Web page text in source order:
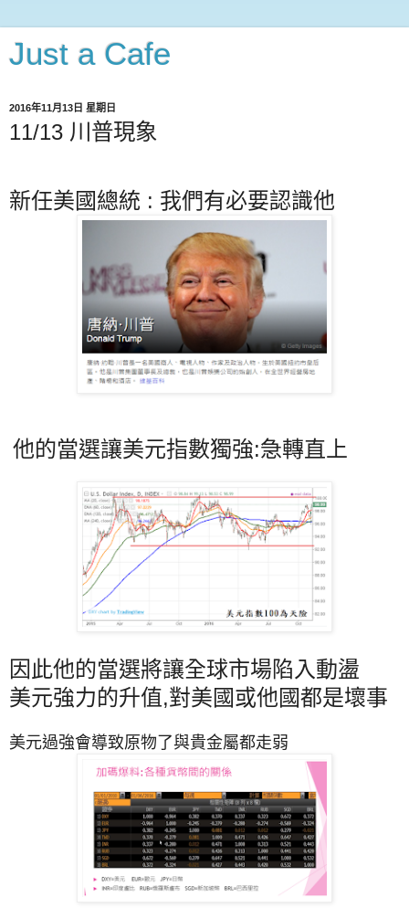
Just a Cafe
2016年11月13日 星期日
11/13 川普現象
新任美國總統 : 我們有必要認識他
他的當選讓美元指數獨強:急轉直上
因此他的當選將讓全球市場陷入動盪
美元強力的升值,對美國或他國都是壞事
美元過強會導致原物了與貴金屬都走弱